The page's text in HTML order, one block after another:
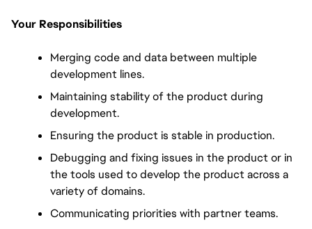
Your Responsibilities
Merging code and data between multiple
development lines.
Maintaining stability of the product during
development.
Ensuring the product is stable in production.
Debugging and fixing issues in the product or in
the tools used to develop the product across a
variety of domains.
Communicating priorities with partner teams.